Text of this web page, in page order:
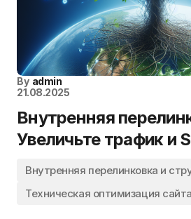
By admin
21.08.2025
Внутренняя
Увеличьте трафик и
Внутренняя перелинковка и
Техническая оптимизация сайта